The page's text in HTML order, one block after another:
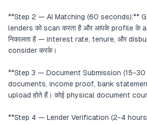
**Step 2 — AI Matching (60 seconds):**
lenders को scan करता है और आपके profile के
निकालता है — interest rate, tenure, और
consider करके।
**Step 3 — Document Submission (15-30
documents, income proof, bank
upload होते हैं। कोई physical document
**Step 4 — Lender Verification (2-4